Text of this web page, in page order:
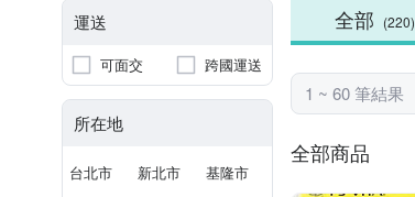
運送
可面交 跨國運送
所在地
台北市 新北市 基隆市
全部 (220)
1 ~ 60 筆結果
全部商品